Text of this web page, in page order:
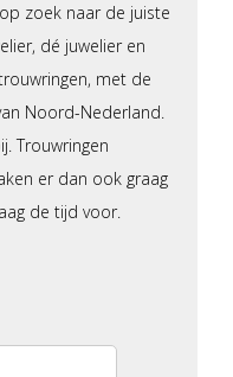
zoek naar de juiste
dé juwelier en
met de
Noord-Nederland.
Trouwringen
er dan ook graag
de tijd voor.